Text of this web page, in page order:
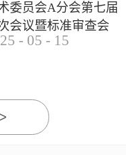
委员会A分会第七届
会议暨标准审查会
举办
- 05 - 15